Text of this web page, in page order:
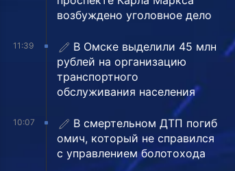
возбуждено уголовное дело
11:39
В Омске выделили 45 млн
рублей на организацию
транспортного
обслуживания населения
10:07
В смертельном ДТП погиб
омич, который не справился
с управлением болотохода